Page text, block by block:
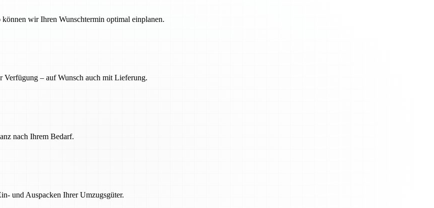
wir Ihren Wunschtermin optimal einplanen.
Verfügung – auf Wunsch auch mit Lieferung.
nach Ihrem Bedarf.
und Auspacken Ihrer Umzugsgüter.